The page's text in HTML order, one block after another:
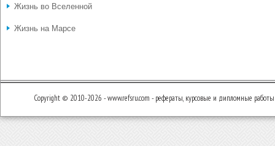
Жизнь во Вселенной
Жизнь на Марсе
Copyright © 2010-2026 - www.refsru.com - рефераты, курсовые и дипломные работы